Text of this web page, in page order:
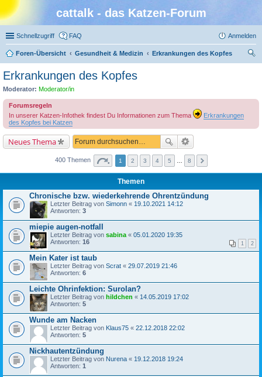
cattalk - das Katzen-Forum
Schnellzugriff FAQ Anmelden
Foren-Übersicht Gesundheit & Medizin
Erkrankungen des Kopfes
Erkrankungen des Kopfes
Moderator: Moderator/in
Forumsregeln
In unserer Katzen-Infothek findest Du Informationen zum Thema
Erkrankungen
des Kopfes bei Katzen
Neues Thema
400 Themen 1 2 3 4 5 8
Themen
Chronische bzw. wiederkehrende Ohrentzündung
Letzter Beitrag von Simonn « 19.10.2021 14:12
Antworten: 3
miepie augen-notfall
Letzter Beitrag von sabina « 05.01.2020 19:35
Antworten: 16 1 2
Mein Kater ist taub
Letzter Beitrag von Scrat « 29.07.2019 21:46
Antworten: 6
Leichte Ohrinfektion: Surolan?
Letzter Beitrag von hildchen « 14.05.2019 17:02
Antworten: 5
Wunde am Nacken
Letzter Beitrag von Klaus75 « 22.12.2018 22:02
Antworten: 5
Nickhautentzündung
Letzter Beitrag von Nurena « 19.12.2018 19:24
Antworten: 1